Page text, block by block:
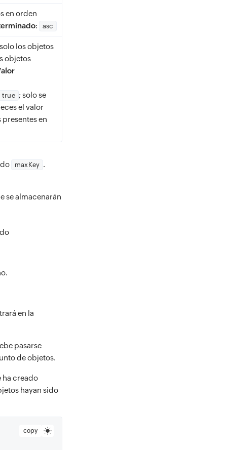
en orden
: asc
los objetos
objetos
true ; solo se
el valor
en
maxKey .
se almacenarán
en la
pasarse
de objetos.
ha creado
hayan sido
copy